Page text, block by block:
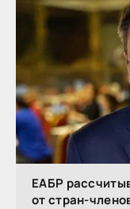
ЕАБР
от стран-